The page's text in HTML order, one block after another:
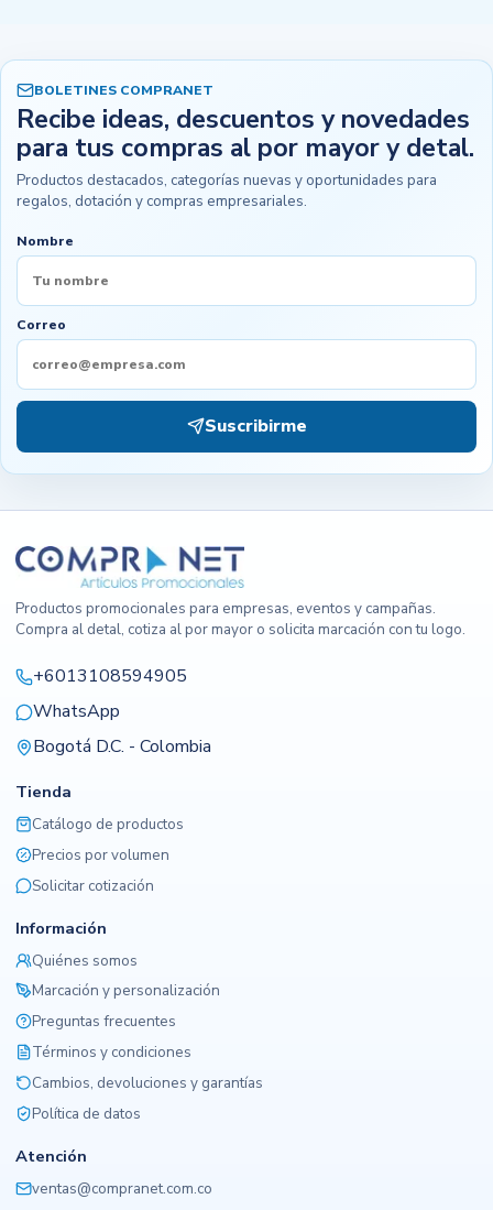
BOLETINES COMPRANET
Recibe ideas, descuentos y novedades
para tus compras al por mayor y detal.
Productos destacados, categorías nuevas y oportunidades para
regalos, dotación y compras empresariales.
Nombre
Correo
Suscribirme
Productos promocionales para empresas, eventos y campañas.
Compra al detal, cotiza al por mayor o solicita marcación con tu logo.
+6013108594905
WhatsApp
Bogotá D.C. - Colombia
Tienda
Catálogo de productos
Precios por volumen
Solicitar cotización
Información
Quiénes somos
Marcación y personalización
Preguntas frecuentes
Términos y condiciones
Cambios, devoluciones y garantías
Política de datos
Atención
ventas@compranet.com.co